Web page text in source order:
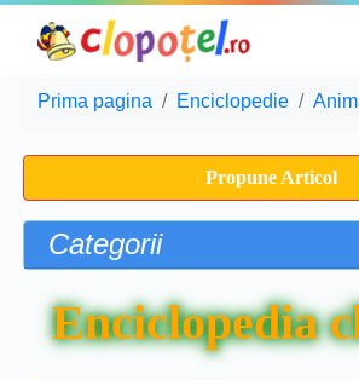
Prima pagina Enciclopedie
Propune Articol
Categorii
Enciclopedia